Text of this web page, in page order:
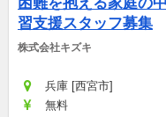
習支援スタッフ募集
株式会社キズキ
兵庫 [西宮市]
無料